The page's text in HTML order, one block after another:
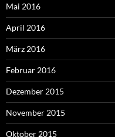
Mai 2016
April 2016
März 2016
Februar 2016
Dezember 2015
November 2015
Oktober 2015